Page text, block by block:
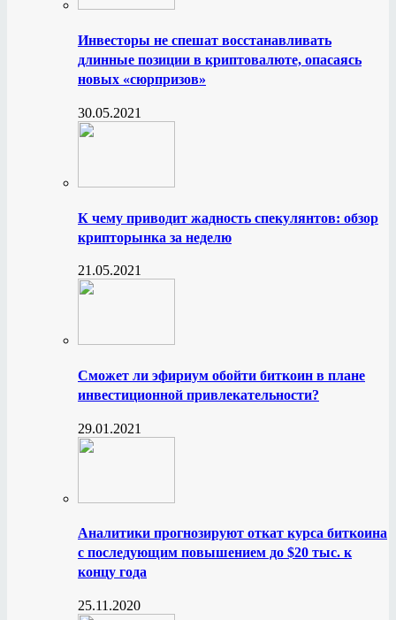
Инвесторы не спешат восстанавливать
длинные позиции в криптовалюте, опасаясь
новых «сюрпризов»
30.05.2021
К чему приводит жадность спекулянтов: обзор
крипторынка за неделю
21.05.2021
Сможет ли эфириум обойти биткоин в плане
инвестиционной привлекательности?
29.01.2021
Аналитики прогнозируют откат курса биткоина
с последующим повышением до $20 тыс. к
концу года
25.11.2020